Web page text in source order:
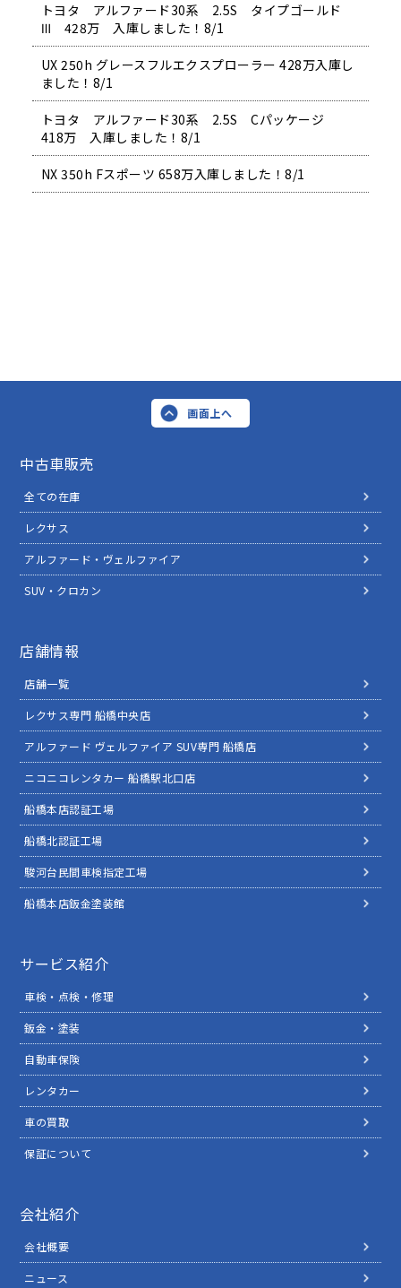
トヨタ アルファード30系 2.5S タイプゴールド
Ⅲ 428万 入庫しました！8/1
UX 250h グレースフルエクスプローラー 428万入庫し
ました！8/1
トヨタ アルファード30系 2.5S Cパッケージ
418万 入庫しました！8/1
NX 350h Fスポーツ 658万入庫しました！8/1
画面上へ
中古車販売
全ての在庫
レクサス
アルファード・ヴェルファイア
SUV・クロカン
店舗情報
店舗一覧
レクサス専門 船橋中央店
アルファード ヴェルファイア SUV専門 船橋店
ニコニコレンタカー 船橋駅北口店
船橋本店認証工場
船橋北認証工場
駿河台民間車検指定工場
船橋本店鈑金塗装館
サービス紹介
車検・点検・修理
鈑金・塗装
自動車保険
レンタカー
車の買取
保証について
会社紹介
会社概要
ニュース